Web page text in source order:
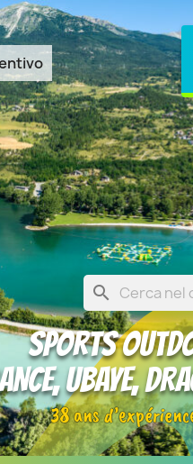
Sports
UBAYE,
38 ans
search